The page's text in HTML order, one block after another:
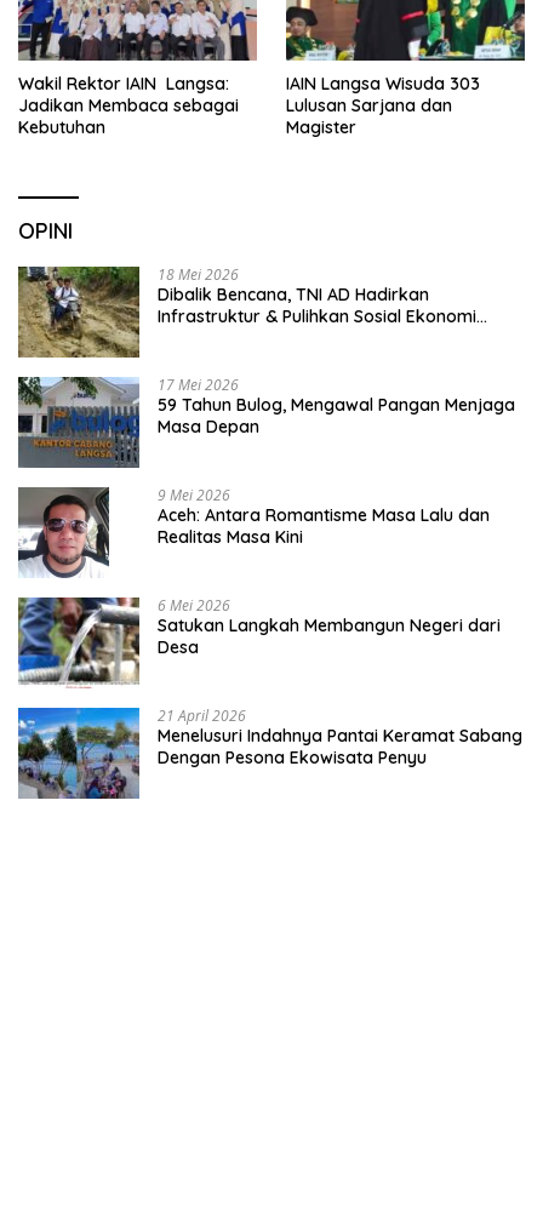
Wakil Rektor IAIN Langsa:
Jadikan Membaca sebagai
Kebutuhan
IAIN Langsa Wisuda 303
Lulusan Sarjana dan
Magister
OPINI
18 Mei 2026
Dibalik Bencana, TNI AD Hadirkan
Infrastruktur & Pulihkan Sosial Ekonomi
17 Mei 2026
59 Tahun Bulog, Mengawal Pangan Menjaga
Masa Depan
9 Mei 2026
Aceh: Antara Romantisme Masa Lalu dan
Realitas Masa Kini
6 Mei 2026
Satukan Langkah Membangun Negeri dari
Desa
21 April 2026
Menelusuri Indahnya Pantai Keramat Sabang
Dengan Pesona Ekowisata Penyu